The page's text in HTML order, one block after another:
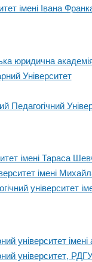
імені Івана
юридична
Університет
Педагогічний
імені Тараса
імені
університет
університет
університет,